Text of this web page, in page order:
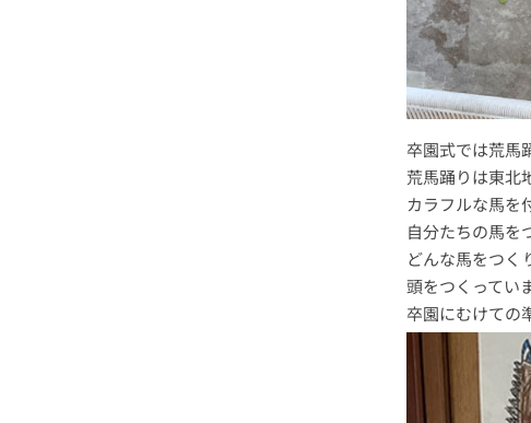
卒園式では荒馬
荒馬踊りは東北
カラフルな馬を
自分たちの馬を
どんな馬をつく
頭をつくってい
卒園にむけての